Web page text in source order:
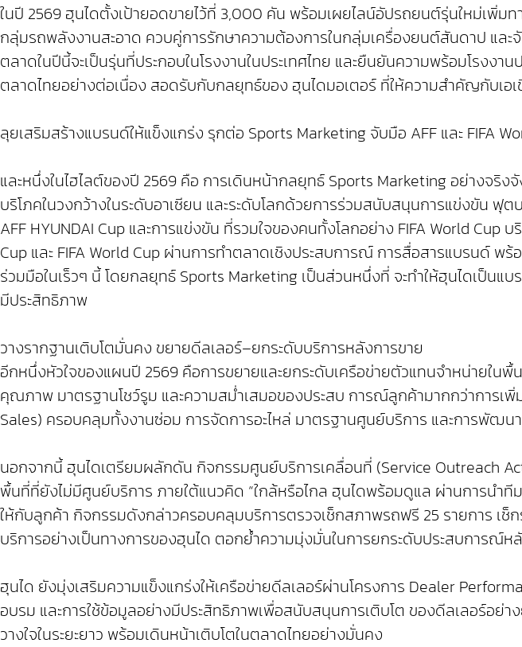
ในปี 2569 ฮุนไดตั้งเป้ายอดขายไว้ที่ 3,000 คัน พร้อมเผยไลน์อัปรถยนต์รุ่นใหม่เพิ่ม
กลุ่มรถพลังงานสะอาด ควบคู่การรักษาความต้องการในกลุ่มเครื่องยนต์สันดาป และ
ตลาดในปีนี้จะเป็นรุ่นที่ประกอบในโรงงานในประเทศไทย และยืนยันความพร้อมโรงง
ตลาดไทยอย่างต่อเนื่อง สอดรับกับกลยุทธ์ของ ฮุนไดมอเตอร์ ที่ให้ความสำคัญกับเอ
ลุยเสริมสร้างแบรนด์ให้แข็งแกร่ง รุกต่อ Sports Marketing จับมือ AFF และ FIFA
และหนึ่งในไฮไลต์ของปี 2569 คือ การเดินหน้ากลยุทธ์ Sports Marketing อย่างจริ
บริโภคในวงกว้างในระดับอาเซียน และระดับโลกด้วยการร่วมสนับสนุนการแข่งขัน
AFF HYUNDAI Cup และการแข่งขัน ที่รวมใจของคนทั้งโลกอย่าง FIFA World
Cup และ FIFA World Cup ผ่านการทำตลาดเชิงประสบการณ์ การสื่อสารแบรนด์
ร่วมมือในเร็วๆ นี้ โดยกลยุทธ์ Sports Marketing เป็นส่วนหนึ่งที่ จะทำให้ฮุนไดเป็น
มีประสิทธิภาพ
วางรากฐานเติบโตมั่นคง ขยายดีลเลอร์–ยกระดับบริการหลังการขาย
อีกหนึ่งหัวใจของแผนปี 2569 คือการขยายและยกระดับเครือข่ายตัวแทนจำหน่ายใ
คุณภาพ มาตรฐานโชว์รูม และความสม่ำเสมอของประสบ การณ์ลูกค้ามากกว่าการ
Sales) ครอบคลุมทั้งงานซ่อม การจัดการอะไหล่ มาตรฐานศูนย์บริการ และการพัฒ
นอกจากนี้ ฮุนไดเตรียมผลักดัน กิจกรรมศูนย์บริการเคลื่อนที่ (Service Outreach
พื้นที่ที่ยังไม่มีศูนย์บริการ ภายใต้แนวคิด “ใกล้หรือไกล ฮุนไดพร้อมดูแล ผ่านการน
ให้กับลูกค้า กิจกรรมดังกล่าวครอบคลุมบริการตรวจเช็กสภาพรถฟรี 25 รายการ เช็
บริการอย่างเป็นทางการของฮุนได ตอกย้ำความมุ่งมั่นในการยกระดับประสบการณ์
ฮุนได ยังมุ่งเสริมความแข็งแกร่งให้เครือข่ายดีลเลอร์ผ่านโครงการ Dealer
อบรม และการใช้ข้อมูลอย่างมีประสิทธิภาพเพื่อสนับสนุนการเติบโต ของดีลเลอร์อย่
วางใจในระยะยาว พร้อมเดินหน้าเติบโตในตลาดไทยอย่างมั่นคง